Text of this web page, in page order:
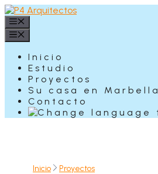
Saltar
al
contenido
Inicio
Estudio
Proyectos
Su casa en Marbella
Contacto
Inicio Proyectos